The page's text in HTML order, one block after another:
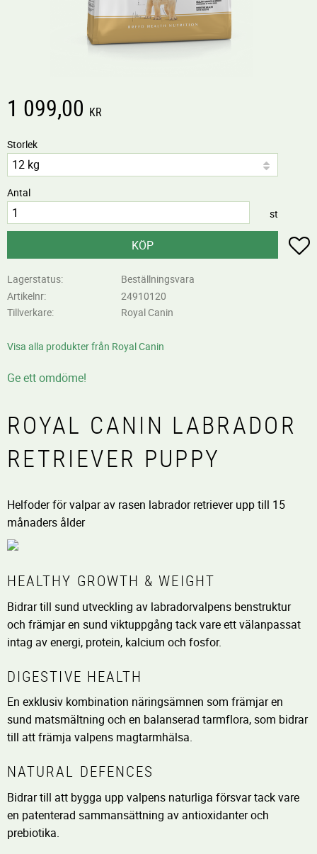
1 099,00 KR
Storlek
Antal
st
KÖP
Lagerstatus
Beställningsvara
Artikelnr
24910120
Tillverkare
Royal Canin
Visa alla produkter från Royal Canin
Ge ett omdöme!
ROYAL CANIN LABRADOR
RETRIEVER PUPPY
Helfoder för valpar av rasen labrador retriever upp till 15
månaders ålder
HEALTHY GROWTH & WEIGHT
Bidrar till sund utveckling av labradorvalpens benstruktur
och främjar en sund viktuppgång tack vare ett välanpassat
intag av energi, protein, kalcium och fosfor.
DIGESTIVE HEALTH
En exklusiv kombination näringsämnen som främjar en
sund matsmältning och en balanserad tarmflora, som bidrar
till att främja valpens magtarmhälsa.
NATURAL DEFENCES
Bidrar till att bygga upp valpens naturliga försvar tack vare
en patenterad sammansättning av antioxidanter och
prebiotika.